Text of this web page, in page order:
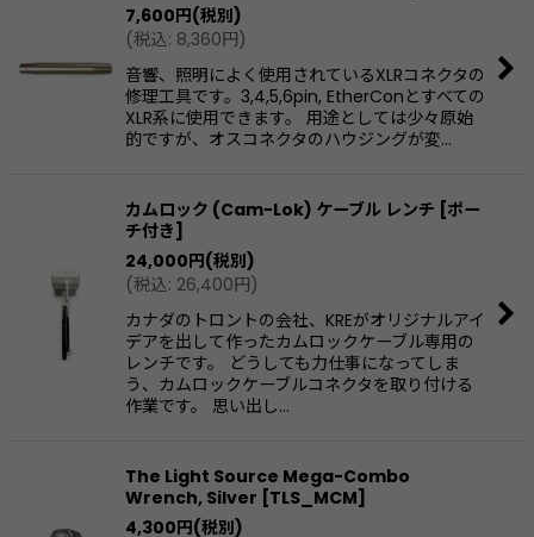
7,600円(税別)
(税込: 8,360円)
音響、照明によく使用されているXLRコネクタの
修理工具です。3,4,5,6pin, EtherConとすべての
XLR系に使用できます。 用途としては少々原始
的ですが、オスコネクタのハウジングが変…
カムロック (Cam-Lok) ケーブル レンチ [ポー
チ付き]
24,000円(税別)
(税込: 26,400円)
カナダのトロントの会社、KREがオリジナルアイ
デアを出して作ったカムロックケーブル専用の
レンチです。 どうしても力仕事になってしま
う、カムロックケーブルコネクタを取り付ける
作業です。 思い出し…
The Light Source Mega-Combo
Wrench, Silver [TLS_MCM]
4,300円(税別)